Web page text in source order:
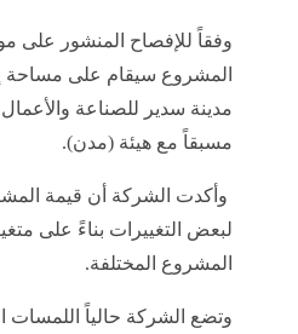
وفقاً للإفصاح المنشور على
مدينة سدير للصناعة
مسبقاً مع هيئة (مدن).
وأكدت الشركة أن قيمة
لبعض التغييرات بناءً على
المشروع المختلفة.
وتضع الشركة حالياً اللمسات